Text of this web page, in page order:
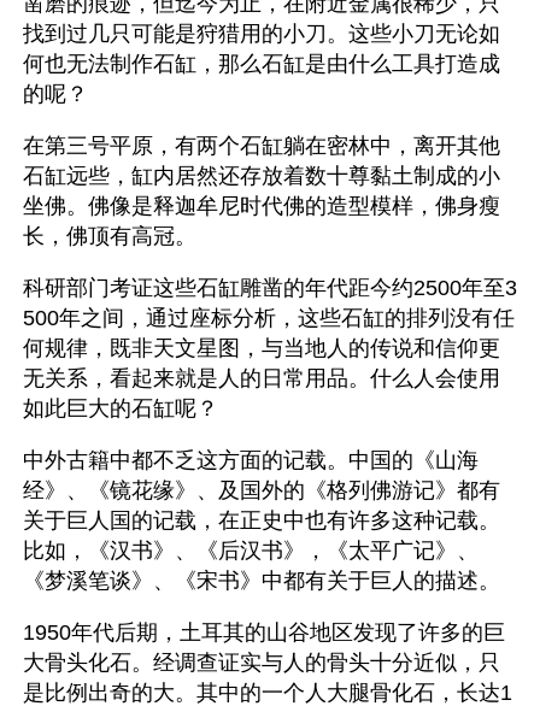
找到过几只可能是狩猎用的小刀。这些小刀无论如
何也无法制作石缸，那么石缸是由什么工具打造成
的呢？
在第三号平原，有两个石缸躺在密林中，离开其他
石缸远些，缸内居然还存放着数十尊黏土制成的小
坐佛。佛像是释迦牟尼时代佛的造型模样，佛身瘦
长，佛顶有高冠。
科研部门考证这些石缸雕凿的年代距今约2500年至3
500年之间，通过座标分析，这些石缸的排列没有任
何规律，既非天文星图，与当地人的传说和信仰更
无关系，看起来就是人的日常用品。什么人会使用
如此巨大的石缸呢？
中外古籍中都不乏这方面的记载。中国的《山海
经》、《镜花缘》、及国外的《格列佛游记》都有
关于巨人国的记载，在正史中也有许多这种记载。
比如，《汉书》、《后汉书》，《太平广记》、
《梦溪笔谈》、《宋书》中都有关于巨人的描述。
1950年代后期，土耳其的山谷地区发现了许多的巨
大骨头化石。经调查证实与人的骨头十分近似，只
是比例出奇的大。其中的一个人大腿骨化石，长达1